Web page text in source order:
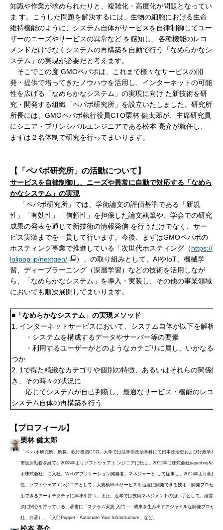
知識や作業が求められたりと、複雑化・高度化が問題となってい
ま す。こうした問題を解決するには、生物の細胞における生命
維持機能のように、システム自体がサービスを自律制御してユー
ザーのニーズやサービスの異常など を感知し、各種機能のレコ
メンドだけでなくシステムの再構築を自動で行う「なめらかなシ
ステム」の実現が必要だと考えます。
そこでこの度 GMOペパボは、これまで様々なサービスの開
発・提供で培ってきたノウハウを活用し、インターネットの可能
性を広げる「なめらかなシステム」の実現に向け た新技術を研
究・開発する組織「ペパボ研究所」を設立いたしました。研究所
所長には、GMOペパボ執行役員CTO栗林 健太郎が、主席研究員
にシニア・プリンシパルエンジニアである松本 亮介が就任し、
まずは２名体制で研究を行ってまいります。
【「ペパボ研究所」の活動について】
サービスを自律制御し、ニーズや異常に自動で対応する「なめら
かなシステム」の実現
「ペパボ研究所」では、学術論文の評価基準である「新規
性」「有効性」「信頼性」を担保した論文執筆や、学会での研究
成果の発表を通じて新技術の情報発信 を行うだけでなく、サー
ビス実装までを一貫して行います。今後、まずはGMOペパボの
ホスティング事業で推進している「次世代ホスティング（https://
lolipop.jp/nextgen/
）」の取り組みとして、AIやIoT、機械学
習、ディープラーニング（深層学習）などの技術を活用しなが
ら、「なめらかなシステム」を導入・実装し、その他の事業領域
においても順次展開してまいります。
■「なめらかなシステム」の実現メソッド
1. インターネットサービスにおいて、システム自体が以下を解析す
・システムを構成するデータやサーバー等の要素
・利用するユーザーがどのようなカテゴリに属し、いかなる特
つか
2. 1で得た精緻なカテゴリや個別の特徴、あるいはそれらの関係性
き、その時々の状況に
応じてシステムが自己判断し、最適なサービス・機能のレコメ
システム自体の再構築を行う
【プロフィール】
栗林 健太郎
「ペ パボ研究所」所長、執行役員CTO。大学では法学部政治学科にて日本政治史および行政学を専
市役所勤務を経て、2008年よりソフトウェアエ ンジニアに転じ、2012年に株式会社paperboy&co.
ボ株式会社）に入社。Webアプリケーション開発者、マネジャーと して従事し、2015年より執行役
任。ソフトウェアエンジニアとして、大規模Webサービスを迅速に開発できる技術・開発プロセス
用できるアーキテクチャに興味を持つ。また、近年では技術マネジメントの担い手として、経営課
決に関心を持っている。著書に「スクラム実践 入門 ── 成果を生み出すアジャイルな開発プロセス
社、共著）、「入門Puppet - Automate Your Infrastructure」など。